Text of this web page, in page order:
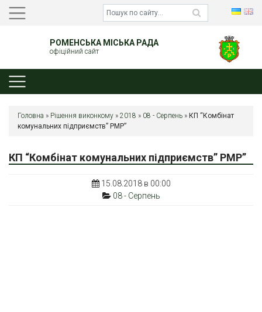
РОМЕНСЬКА МІСЬКА РАДА
офіційний сайт
Головна » Рішення виконкому » 2018 » 08 - Серпень » КП “Комбінат
комунальних підприємств” РМР”
КП “Комбінат комунальних підприємств” РМР”
15.08.2018 в 00:00
08 - Серпень